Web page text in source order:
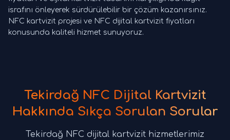
israfını önleyerek sürdürülebilir bir çözüm kazanırsınız.
NFC kartvizit projesi ve NFC dijital kartvizit fiyatları
konusunda kaliteli hizmet sunuyoruz.
Tekirdağ NFC Dijital Kartvizit
Hakkında Sıkça Sorulan Sorular
Tekirdağ NFC dijital kartvizit hizmetlerimiz